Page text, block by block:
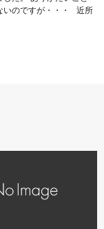
いのですが・・・ 近所